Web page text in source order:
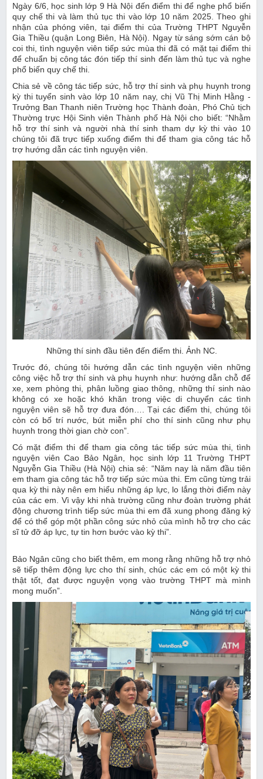
Ngày 6/6, học sinh lớp 9 Hà Nội đến điểm thi để nghe phổ biến
quy chế thi và làm thủ tục thi vào lớp 10 năm 2025. Theo ghi
nhận của phóng viên, tại điểm thi của Trường THPT Nguyễn
Gia Thiều (quận Long Biên, Hà Nội). Ngay từ sáng sớm cán bộ
coi thi, tình nguyện viên tiếp sức mùa thi đã có mặt tại điểm thi
để chuẩn bị công tác đón tiếp thí sinh đến làm thủ tục và nghe
phổ biến quy chế thi.
Chia sẻ về công tác tiếp sức, hỗ trợ thí sinh và phụ huynh trong
kỳ thi tuyển sinh vào lớp 10 năm nay, chị Vũ Thị Minh Hằng -
Trưởng Ban Thanh niên Trường học Thành đoàn, Phó Chủ tịch
Thường trực Hội Sinh viên Thành phố Hà Nội cho biết: “Nhằm
hỗ trợ thí sinh và người nhà thí sinh tham dự kỳ thi vào 10
chúng tôi đã trực tiếp xuống điểm thi để tham gia công tác hỗ
trợ hướng dẫn các tình nguyện viên.
Những thí sinh đầu tiên đến điểm thi. Ảnh NC.
Trước đó, chúng tôi hướng dẫn các tình nguyện viên những
công việc hỗ trợ thí sinh và phụ huynh như: hướng dẫn chỗ để
xe, xem phòng thi, phân luồng giao thông, những thí sinh nào
không có xe hoặc khó khăn trong việc di chuyển các tình
nguyện viên sẽ hỗ trợ đưa đón…. Tại các điểm thi, chúng tôi
còn có bố trí nước, bút miễn phí cho thí sinh cũng như phụ
huynh trong thời gian chờ con”.
Có mặt điểm thi để tham gia công tác tiếp sức mùa thi, tình
nguyện viên Cao Bảo Ngân, học sinh lớp 11 Trường THPT
Nguyễn Gia Thiều (Hà Nội) chia sẻ: “Năm nay là năm đầu tiên
em tham gia công tác hỗ trợ tiếp sức mùa thi. Em cũng từng trải
qua kỳ thi này nên em hiểu những áp lực, lo lắng thời điểm này
của các em. Vì vậy khi nhà trường cũng như đoàn trường phát
động chương trình tiếp sức mùa thi em đã xung phong đăng ký
để có thể góp một phần công sức nhỏ của mình hỗ trợ cho các
sĩ tử đỡ áp lực, tự tin hơn bước vào kỳ thi”.
Bảo Ngân cũng cho biết thêm, em mong rằng những hỗ trợ nhỏ
sẽ tiếp thêm động lực cho thí sinh, chúc các em có một kỳ thi
thật tốt, đạt được nguyện vọng vào trường THPT mà mình
mong muốn”.